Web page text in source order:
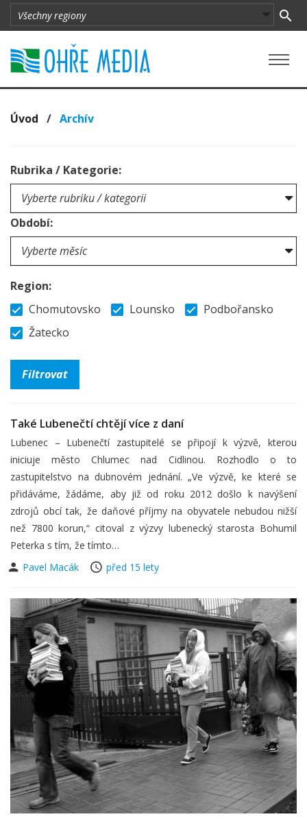
Úvod / Archív
Rubrika / Kategorie:
Období:
Region:
Chomutovsko
Lounsko
Podbořansko
Žatecko
Také Lubenečtí chtějí více z daní
Lubenec – Lubenečtí zastupitelé se připojí k výzvě, kterou
iniciuje město Chlumec nad Cidlinou. Rozhodlo o to
zastupitelstvo na dubnovém jednání. „Ve výzvě, ke které se
přidáváme, žádáme, aby již od roku 2012 došlo k navýšení
zdrojů obcí tak, že daňové příjmy na obyvatele nebudou nižší
než 7800 korun,“ citoval z výzvy lubenecký starosta Bohumil
Peterka s tím, že tímto…
Pavel Macák
před 15 lety